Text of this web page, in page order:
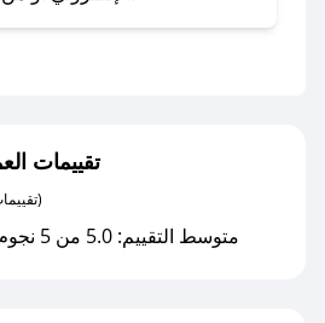
مع صحصح، تسوق بذكاء ووفّر
تقييمات
(0 تقييمات)
متوسط التقييم: 5.0 من 5 نجوم بواسطة 0 مستخدمين